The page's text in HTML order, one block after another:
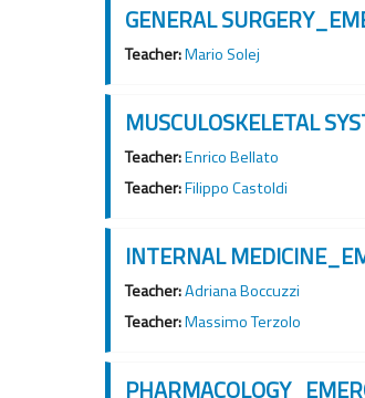
GENERAL
Teacher:Mario Solej
MUSCULOSKELETAL
Teacher:Enrico Bellato
Teacher:Filippo Castoldi
INTERNAL
Teacher:Adriana Boccuzzi
Teacher:Massimo Terzolo